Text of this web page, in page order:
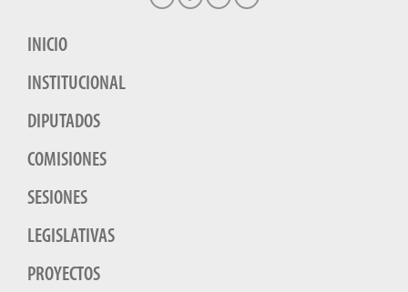
INICIO
INSTITUCIONAL
DIPUTADOS
COMISIONES
SESIONES
LEGISLATIVAS
PROYECTOS